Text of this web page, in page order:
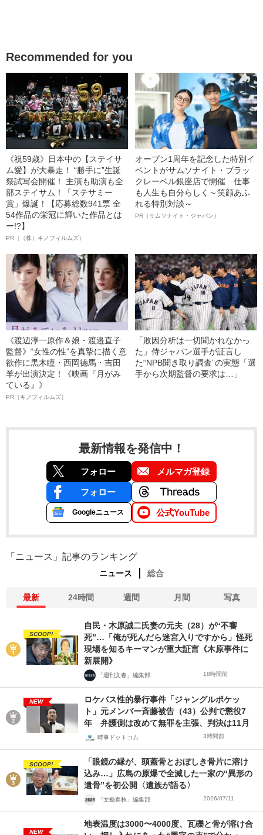
Recommended for you
《祝59歳》日本中の【ステイサ
ム愛】が大暴走！ “勝手に”生誕
祭試写会開催！ 主演も助演も全
部ステイサム！「ステサミー
賞」爆誕！【応募総数941票 全
54作品の栄冠に輝いた作品とは
ー!?】
PR（（株）キノフィルムズ）
オープン1周年を記念した特別イ
ベントがサムソナイト・ブラッ
クレーベル銀座店で開催 仕事
も人生も自分らしく～笑顔あふ
れる特別対談～
PR（サムソナイト・ジャパン）
《渡辺淳一原作＆娘・渡邉直子
監督》“女性の性”を真摯に描く意
欲作に黒木瞳・西岡德馬・吉田
羊が出演決定！《映画『月がみ
ている』》
PR（キノフィルムズ）
「敗因分析は一切聞かれなかっ
た」侍ジャパン選手が証言し
た“NPB聞き取り調査”の実態「選
手から次期監督の要求は…」
最新情報を発信中！
フォロー メルマガ登録
フォロー
Googleニュース 公式YouTube
「ニュース」記事のランキング
ニュース 総合
最新 24時間 週間 月間 写真
SCOOP!
自民・木原誠二氏妻の元夫（28）が“不審
死”…「俺が死んだら迷宮入りですから」怪死
現場を知るキーマンが重大証言《木原事件に
新展開》
「週刊文春」編集部 18時間前
NEW
ロケバス性的暴行事件「ジャングルポケッ
ト」元メンバー斉藤被告（43）公判で懲役7
年 弁護側は改めて無罪を主張、判決は11月
時事ドットコム 3時間前
SCOOP!
「眼鏡の縁が、頭蓋骨とおぼしき骨片に溶け
込み…」広島の原爆で全滅した一家の“異形の
遺骨”を初公開〈遺族が語る〉
「文藝春秋」編集部 2026/07/11
NEW
地表温度は3000〜4000度、瓦礫と骨が溶け合